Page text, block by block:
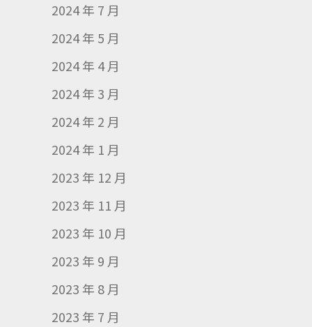
2024 年 7 月
2024 年 5 月
2024 年 4 月
2024 年 3 月
2024 年 2 月
2024 年 1 月
2023 年 12 月
2023 年 11 月
2023 年 10 月
2023 年 9 月
2023 年 8 月
2023 年 7 月